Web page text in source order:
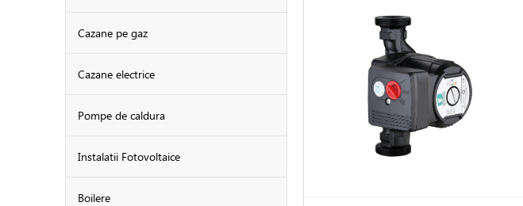
Cazane pe gaz
Cazane electrice
Pompe de caldura
Instalatii Fotovoltaice
Boilere